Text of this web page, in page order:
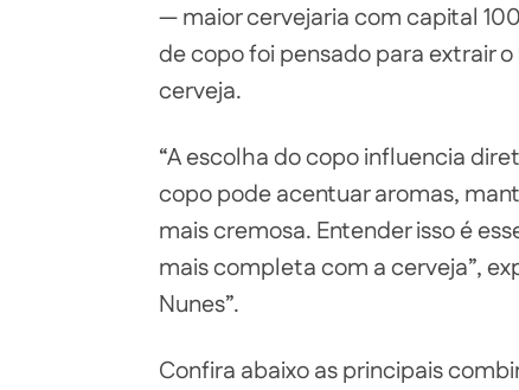
— maior cervejaria com capital
de copo foi pensado para extrair
cerveja.
“A escolha do copo influencia
copo pode acentuar aromas,
mais cremosa. Entender isso é
mais completa com a cerveja”,
Nunes”.
Confira abaixo as principais